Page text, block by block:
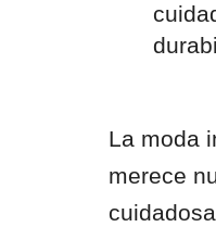
La moda
merece